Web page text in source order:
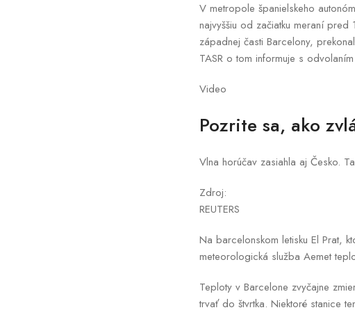
V metropole španielskeho
najvyššiu od začiatku meraní
západnej časti Barcelony,
TASR o tom informuje s
Video
Pozrite sa, ako
Vlna horúčav zasiahla aj Česko.
Zdroj:
REUTERS
Na barcelonskom letisku El Prat,
meteorologická služba Aemet
Teploty v Barcelone zvyčajne
trvať do štvrtka. Niektoré stanice